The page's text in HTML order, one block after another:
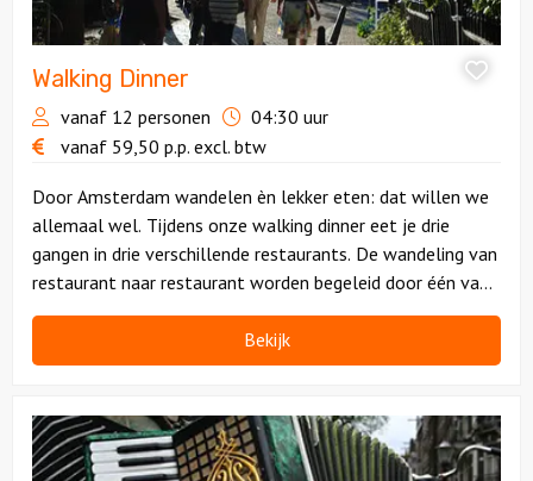
Walking Dinner
vanaf 12 personen
04:30 uur
vanaf 59,50 p.p. excl. btw
Door Amsterdam wandelen èn lekker eten: dat willen we
allemaal wel. Tijdens onze walking dinner eet je drie
gangen in drie verschillende restaurants. De wandeling van
restaurant naar restaurant worden begeleid door één van
onze enthousiaste gidsen.
Bekijk
Jordaanwandeling